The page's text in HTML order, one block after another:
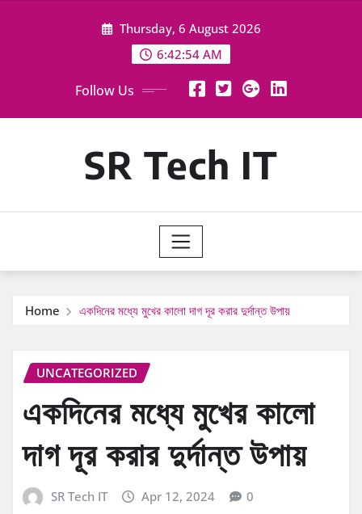
Thursday, 6 August 2026
6:42:55 AM
Follow Us
SR Tech IT
Home একদিনের মধ্যে মুখের কালো দাগ দূর করার দুর্দান্ত উপায়
UNCATEGORIZED
একদিনের মধ্যে মুখের কালো
দাগ দূর করার দুর্দান্ত উপায়
SR Tech IT Apr 12, 2024 0